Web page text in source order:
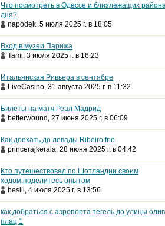
Что посмотреть в Одессе и близлежащих
дня?
napodek, 5 июля 2025 г. в 18:05
Вход в музеи Парижа
Tami, 3 июля 2025 г. в 16:23
Итальянская Ривьера в сентябре
LiveCasino, 31 августа 2025 г. в 11:32
Билеты на матч Реал Мадрид
betterwound , 27 июня 2025 г. в 06:09
Как доехать до левады Ribeiro frio
princerajkerala, 28 июня 2025 г. в 04:42
Кто путешествовал по Шотландии своим
ходом,поделитесь опытом
hesili, 4 июля 2025 г. в 13:56
как добраться с аэропорта тегель до улицы
плац 1